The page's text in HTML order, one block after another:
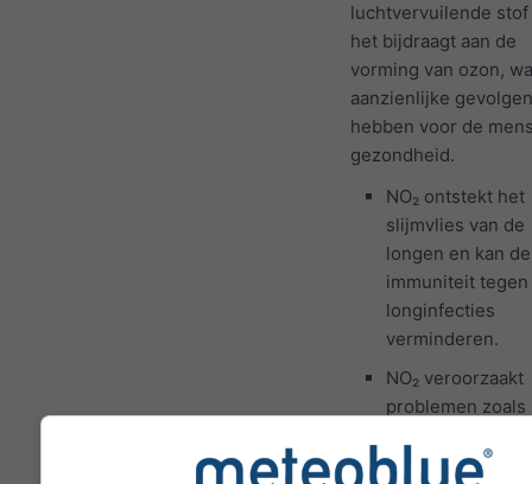
luchtvervuilende stof
het bijdraagt aan de
vorming van ozon,
aanzienlijke
hebben voor de
gezondheid.
NO₂ ontstekt het
slijmvlies van de
longen en kan de
immuniteit tegen
longinfecties
verminderen.
NO₂ veroorzaakt
problemen zoals
ademhaling,